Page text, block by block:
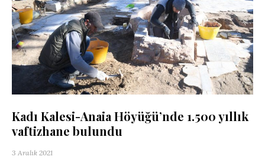
Kadı Kalesi-Anaia Höyüğü’nde 1.500 yıllık
vaftizhane bulundu
3 Aralık 2021